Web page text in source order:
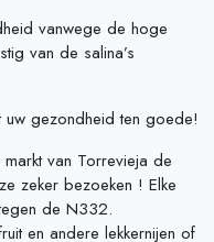
vanwege de hoge
van de salina’s
uw gezondheid ten goede!
van Torrevieja de
zeker bezoeken ! Elke
de N332.
en andere lekkernijen of